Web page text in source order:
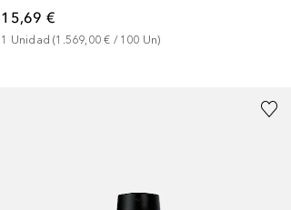
15,69 €
1 Unidad (1.569,00 € / 100 Un)